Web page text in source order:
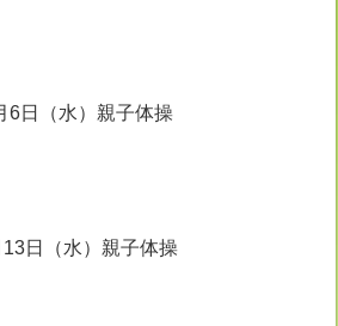
6日（水）親子体操
日（水）親子体操